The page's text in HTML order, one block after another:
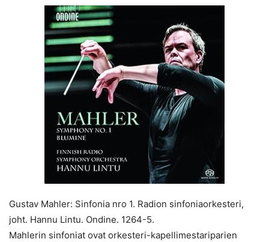
Gustav Mahler: Sinfonia nro 1. Radion sinfoniaorkesteri,
joht. Hannu Lintu. Ondine. 1264-5.
Mahlerin sinfoniat ovat orkesteri-kapellimestariparien